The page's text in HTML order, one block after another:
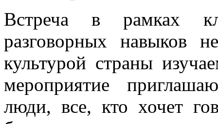
Встреча в рамках
разговорных навыков
культурой страны
мероприятие
люди, все, кто хочет